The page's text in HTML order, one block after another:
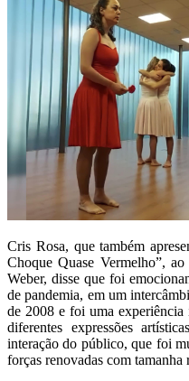
Cris Rosa, que também
Choque Quase Vermelho”,
Weber, disse que foi
de pandemia, em um
de 2008 e foi uma
diferentes expressões
interação do público, que foi
forças renovadas com